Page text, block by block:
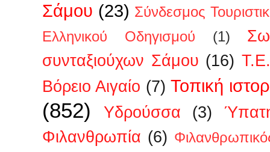
Σάμου (23) Σύνδεσμος
Ελληνικού Οδηγισμού
(1)
συνταξιούχων Σάμου (16)
Βόρειο Αιγαίο (7) Τοπική
(852) Υδρούσσα (3)
Φιλανθρωπία (6)